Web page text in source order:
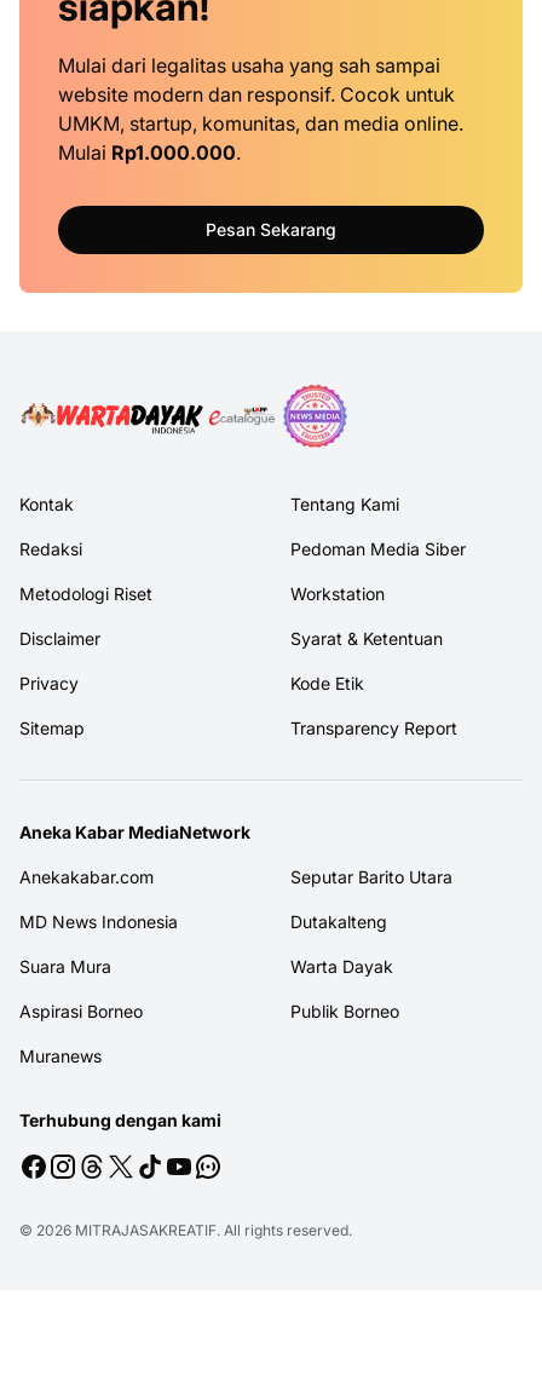
Mulai dari legalitas usaha yang sah sampai
website modern dan responsif. Cocok untuk
UMKM, startup, komunitas, dan media online.
Mulai Rp1.000.000.
Pesan Sekarang
Kontak Tentang Kami
Redaksi Pedoman Media Siber
Metodologi Riset Workstation
Disclaimer Syarat & Ketentuan
Privacy Kode Etik
Sitemap Transparency Report
Aneka Kabar MediaNetwork
Anekakabar.com Seputar Barito Utara
MD News Indonesia Dutakalteng
Suara Mura Warta Dayak
Aspirasi Borneo Publik Borneo
Muranews
Terhubung dengan kami
© 2026 MITRAJASAKREATIF. All rights reserved.